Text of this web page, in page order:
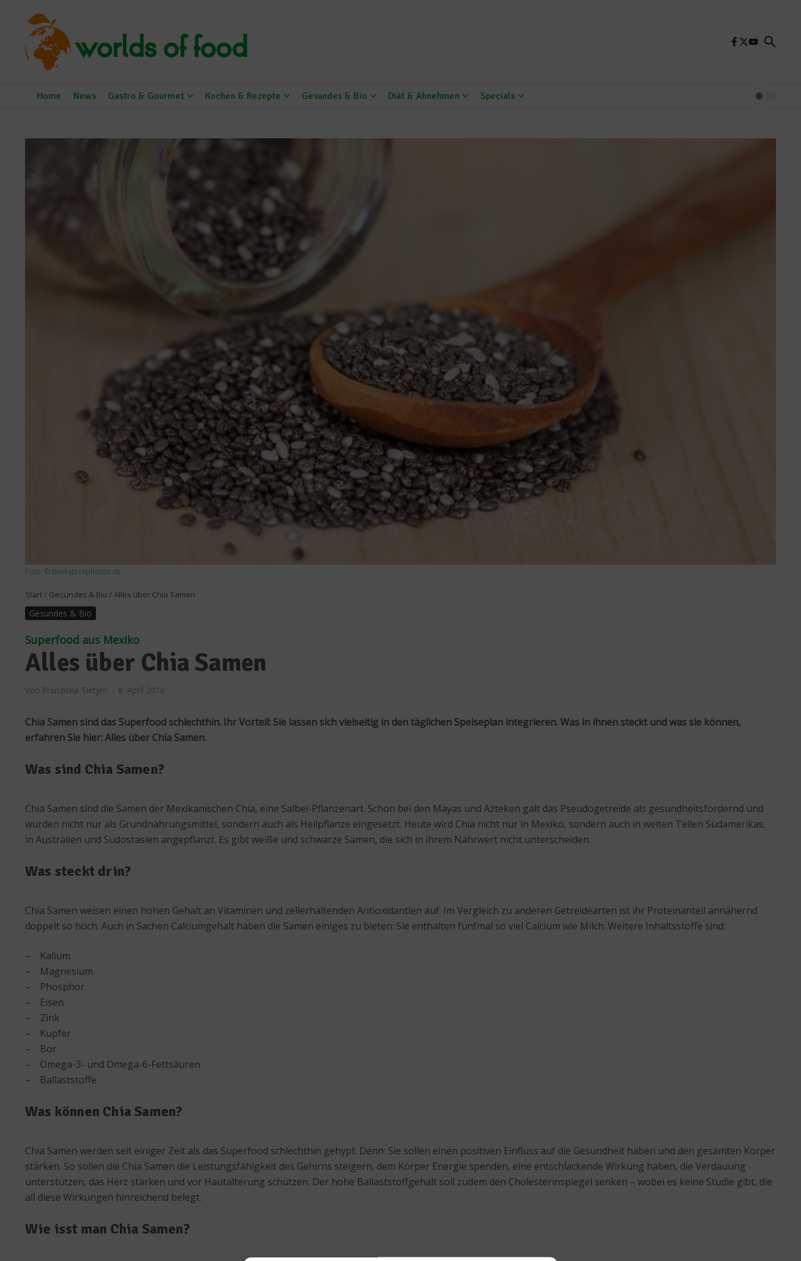
Home News Gastro & Gourmet Kochen & Rezepte Gesundes & Bio Diät & Abnehmen Specials
Foto: © thinkstockphotos.de
Start/ Gesundes & Bio / Alles über Chia Samen
Gesundes & Bio
Superfood aus Mexiko
Alles über Chia Samen
Von Franziska Tietjen 8. April 2016
Chia Samen sind das Superfood schlechthin. Ihr Vorteil: Sie lassen sich vielseitig in den täglichen Speiseplan integrieren. Was in ihnen steckt und was sie können,
erfahren Sie hier: Alles über Chia Samen.
Was sind Chia Samen?
Chia Samen sind die Samen der Mexikanischen Chia, eine Salbei-Pflanzenart. Schon bei den Mayas und Azteken galt das Pseudogetreide als gesundheitsfördernd und
wurden nicht nur als Grundnahrungsmittel, sondern auch als Heilpflanze eingesetzt. Heute wird Chia nicht nur in Mexiko, sondern auch in weiten Teilen Südamerikas,
in Australien und Südostasien angepflanzt. Es gibt weiße und schwarze Samen, die sich in ihrem Nährwert nicht unterscheiden.
Was steckt drin?
Chia Samen weisen einen hohen Gehalt an Vitaminen und zellerhaltenden Antioxidantien auf. Im Vergleich zu anderen Getreidearten ist ihr Proteinanteil annähernd
doppelt so hoch. Auch in Sachen Calciumgehalt haben die Samen einiges zu bieten: Sie enthalten fünfmal so viel Calcium wie Milch. Weitere Inhaltsstoffe sind:
– Kalium
– Magnesium
– Phosphor
– Eisen
– Zink
– Kupfer
– Bor
– Omega-3- und Omega-6-Fettsäuren
– Ballaststoffe
Was können Chia Samen?
Chia Samen werden seit einiger Zeit als das Superfood schlechthin gehypt. Denn: Sie sollen einen positiven Einfluss auf die Gesundheit haben und den gesamten Körper
stärken. So sollen die Chia Samen die Leistungsfähigkeit des Gehirns steigern, dem Körper Energie spenden, eine entschlackende Wirkung haben, die Verdauung
unterstützen, das Herz stärken und vor Hautalterung schützen. Der hohe Ballaststoffgehalt soll zudem den Cholesterinspiegel senken – wobei es keine Studie gibt, die
all diese Wirkungen hinreichend belegt.
Wie isst man Chia Samen?